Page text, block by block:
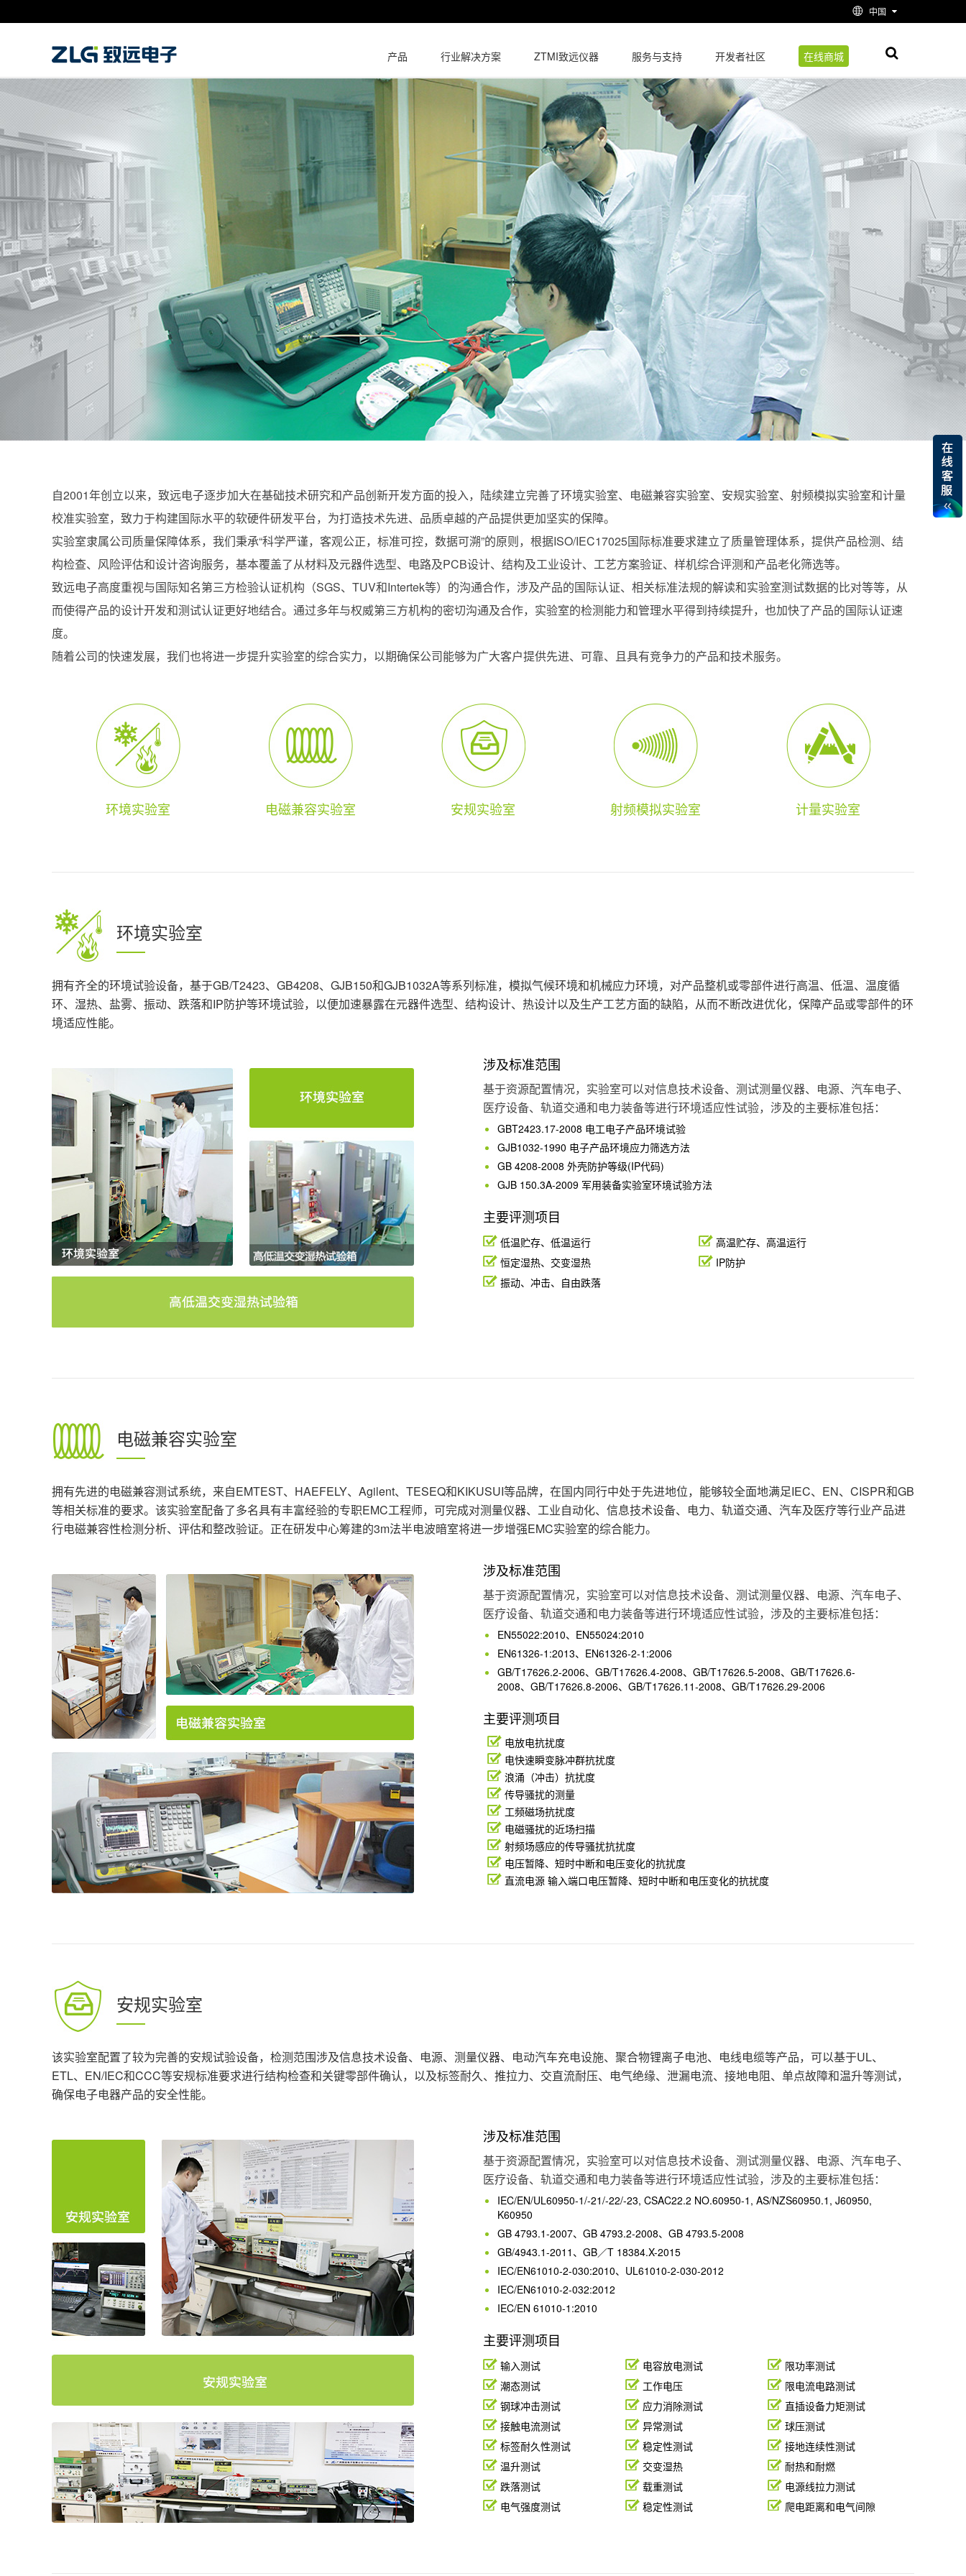
中国
产品 行业解决方案 ZTMI致远仪器 服务与支持 开发者社区 在线商城
自2001年创立以来，致远电子逐步加大在基础技术研究和产品创新开发方面的投入，陆续建立完善了环境实验室、电磁兼容实验室、安规实验室、射频模拟实验室和计量
校准实验室，致力于构建国际水平的软硬件研发平台，为打造技术先进、品质卓越的产品提供更加坚实的保障。
实验室隶属公司质量保障体系，我们秉承“科学严谨，客观公正，标准可控，数据可溯”的原则，根据ISO/IEC17025国际标准要求建立了质量管理体系，提供产品检测、结
构检查、风险评估和设计咨询服务，基本覆盖了从材料及元器件选型、电路及PCB设计、结构及工业设计、工艺方案验证、样机综合评测和产品老化筛选等。
致远电子高度重视与国际知名第三方检验认证机构（SGS、TUV和Intertek等）的沟通合作，涉及产品的国际认证、相关标准法规的解读和实验室测试数据的比对等等，从
而使得产品的设计开发和测试认证更好地结合。通过多年与权威第三方机构的密切沟通及合作，实验室的检测能力和管理水平得到持续提升，也加快了产品的国际认证速
度。
随着公司的快速发展，我们也将进一步提升实验室的综合实力，以期确保公司能够为广大客户提供先进、可靠、且具有竞争力的产品和技术服务。
环境实验室 电磁兼容实验室 安规实验室 射频模拟实验室 计量实验室
环境实验室
拥有齐全的环境试验设备，基于GB/T2423、GB4208、GJB150和GJB1032A等系列标准，模拟气候环境和机械应力环境，对产品整机或零部件进行高温、低温、温度循
环、湿热、盐雾、振动、跌落和IP防护等环境试验，以便加速暴露在元器件选型、结构设计、热设计以及生产工艺方面的缺陷，从而不断改进优化，保障产品或零部件的环
境适应性能。
涉及标准范围
基于资源配置情况，实验室可以对信息技术设备、测试测量仪器、电源、汽车电子、
医疗设备、轨道交通和电力装备等进行环境适应性试验，涉及的主要标准包括：
GBT2423.17-2008 电工电子产品环境试验
GJB1032-1990 电子产品环境应力筛选方法
GB 4208-2008 外壳防护等级(IP代码)
GJB 150.3A-2009 军用装备实验室环境试验方法
主要评测项目
低温贮存、低温运行
高温贮存、高温运行
恒定湿热、交变湿热
IP防护
振动、冲击、自由跌落
电磁兼容实验室
拥有先进的电磁兼容测试系统，来自EMTEST、HAEFELY、Agilent、TESEQ和KIKUSUI等品牌，在国内同行中处于先进地位，能够较全面地满足IEC、EN、CISPR和GB
等相关标准的要求。该实验室配备了多名具有丰富经验的专职EMC工程师，可完成对测量仪器、工业自动化、信息技术设备、电力、轨道交通、汽车及医疗等行业产品进
行电磁兼容性检测分析、评估和整改验证。正在研发中心筹建的3m法半电波暗室将进一步增强EMC实验室的综合能力。
涉及标准范围
基于资源配置情况，实验室可以对信息技术设备、测试测量仪器、电源、汽车电子、
医疗设备、轨道交通和电力装备等进行环境适应性试验，涉及的主要标准包括：
EN55022:2010、EN55024:2010
EN61326-1:2013、EN61326-2-1:2006
GB/T17626.2-2006、GB/T17626.4-2008、GB/T17626.5-2008、GB/T17626.6-
2008、GB/T17626.8-2006、GB/T17626.11-2008、GB/T17626.29-2006
主要评测项目
电放电抗扰度
电快速瞬变脉冲群抗扰度
浪涌（冲击）抗扰度
传导骚扰的测量
工频磁场抗扰度
电磁骚扰的近场扫描
射频场感应的传导骚扰抗扰度
电压暂降、短时中断和电压变化的抗扰度
直流电源 输入端口电压暂降、短时中断和电压变化的抗扰度
安规实验室
该实验室配置了较为完善的安规试验设备，检测范围涉及信息技术设备、电源、测量仪器、电动汽车充电设施、聚合物锂离子电池、电线电缆等产品，可以基于UL、
ETL、EN/IEC和CCC等安规标准要求进行结构检查和关键零部件确认，以及标签耐久、推拉力、交直流耐压、电气绝缘、泄漏电流、接地电阻、单点故障和温升等测试，
确保电子电器产品的安全性能。
涉及标准范围
基于资源配置情况，实验室可以对信息技术设备、测试测量仪器、电源、汽车电子、
医疗设备、轨道交通和电力装备等进行环境适应性试验，涉及的主要标准包括：
IEC/EN/UL60950-1/-21/-22/-23, CSAC22.2 NO.60950-1, AS/NZS60950.1, J60950,
K60950
GB 4793.1-2007、GB 4793.2-2008、GB 4793.5-2008
GB/4943.1-2011、GB／T 18384.X-2015
IEC/EN61010-2-030:2010、UL61010-2-030-2012
IEC/EN61010-2-032:2012
IEC/EN 61010-1:2010
主要评测项目
输入测试 电容放电测试
限功率测试
潮态测试
工作电压
限电流电路测试
钢球冲击测试
应力消除测试
直插设备力矩测试
接触电流测试
异常测试
球压测试
标签耐久性测试
稳定性测试
接地连续性测试
温升测试
交变湿热
耐热和耐燃
跌落测试
载重测试
电源线拉力测试
电气强度测试
稳定性测试 爬电距离和电气间隙